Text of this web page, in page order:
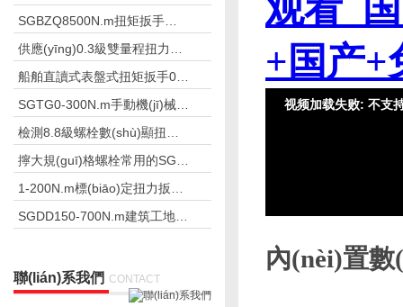
聯(lián)系我們 CONTACT
內(nèi)置